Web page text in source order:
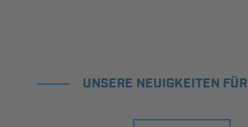
UNSERE NEUIGKEITEN